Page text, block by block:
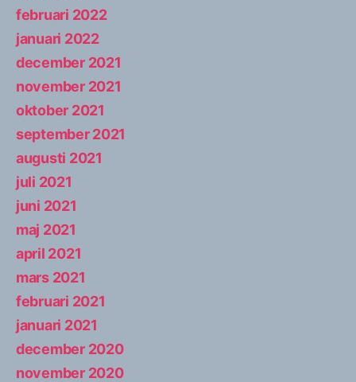
februari 2022
januari 2022
december 2021
november 2021
oktober 2021
september 2021
augusti 2021
juli 2021
juni 2021
maj 2021
april 2021
mars 2021
februari 2021
januari 2021
december 2020
november 2020